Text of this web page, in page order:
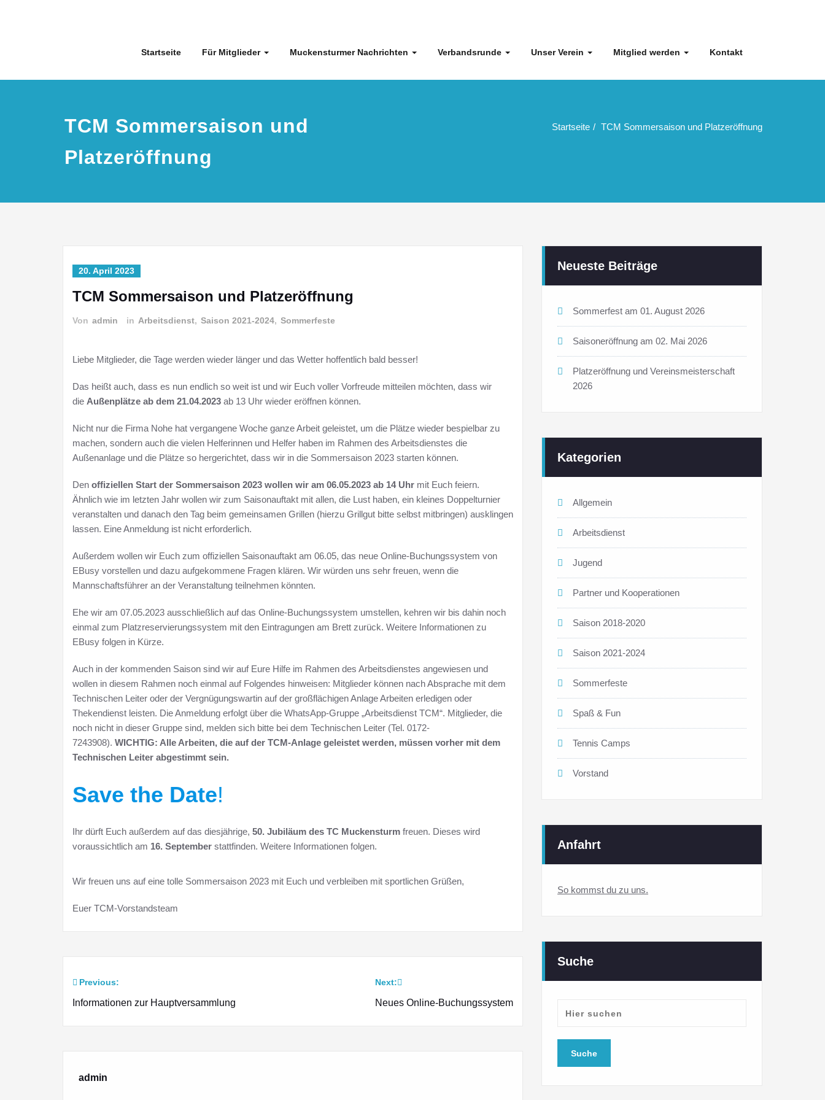
Startseite Für Mitglieder Muckensturmer Nachrichten Verbandsrunde Unser Verein Mitglied werden Kontakt
TCM Sommersaison und
Platzeröffnung
Startseite TCM Sommersaison und Platzeröffnung
20. April 2023
TCM Sommersaison und Platzeröffnung
Von admin in Arbeitsdienst, Saison 2021-2024, Sommerfeste
Liebe Mitglieder, die Tage werden wieder länger und das Wetter hoffentlich bald besser!
Das heißt auch, dass es nun endlich so weit ist und wir Euch voller Vorfreude mitteilen möchten, dass wir
die Außenplätze ab dem 21.04.2023 ab 13 Uhr wieder eröffnen können.
Nicht nur die Firma Nohe hat vergangene Woche ganze Arbeit geleistet, um die Plätze wieder bespielbar zu
machen, sondern auch die vielen Helferinnen und Helfer haben im Rahmen des Arbeitsdienstes die
Außenanlage und die Plätze so hergerichtet, dass wir in die Sommersaison 2023 starten können.
Den offiziellen Start der Sommersaison 2023 wollen wir am 06.05.2023 ab 14 Uhr mit Euch feiern.
Ähnlich wie im letzten Jahr wollen wir zum Saisonauftakt mit allen, die Lust haben, ein kleines Doppelturnier
veranstalten und danach den Tag beim gemeinsamen Grillen (hierzu Grillgut bitte selbst mitbringen) ausklingen
lassen. Eine Anmeldung ist nicht erforderlich.
Außerdem wollen wir Euch zum offiziellen Saisonauftakt am 06.05, das neue Online-Buchungssystem von
EBusy vorstellen und dazu aufgekommene Fragen klären. Wir würden uns sehr freuen, wenn die
Mannschaftsführer an der Veranstaltung teilnehmen könnten.
Ehe wir am 07.05.2023 ausschließlich auf das Online-Buchungssystem umstellen, kehren wir bis dahin noch
einmal zum Platzreservierungssystem mit den Eintragungen am Brett zurück. Weitere Informationen zu
EBusy folgen in Kürze.
Auch in der kommenden Saison sind wir auf Eure Hilfe im Rahmen des Arbeitsdienstes angewiesen und
wollen in diesem Rahmen noch einmal auf Folgendes hinweisen: Mitglieder können nach Absprache mit dem
Technischen Leiter oder der Vergnügungswartin auf der großflächigen Anlage Arbeiten erledigen oder
Thekendienst leisten. Die Anmeldung erfolgt über die WhatsApp-Gruppe „Arbeitsdienst TCM“. Mitglieder, die
noch nicht in dieser Gruppe sind, melden sich bitte bei dem Technischen Leiter (Tel. 0172-
7243908). WICHTIG: Alle Arbeiten, die auf der TCM-Anlage geleistet werden, müssen vorher mit dem
Technischen Leiter abgestimmt sein.
Save the Date!
Ihr dürft Euch außerdem auf das diesjährige, 50. Jubiläum des TC Muckensturm freuen. Dieses wird
voraussichtlich am 16. September stattfinden. Weitere Informationen folgen.
Wir freuen uns auf eine tolle Sommersaison 2023 mit Euch und verbleiben mit sportlichen Grüßen,
Euer TCM-Vorstandsteam
Beitragsnavigation
Previous:
Informationen zur Hauptversammlung
Next:
Neues Online-Buchungssystem
admin
Neueste Beiträge
Sommerfest am 01. August 2026
Saisoneröffnung am 02. Mai 2026
Platzeröffnung und Vereinsmeisterschaft
2026
Kategorien
Allgemein
Arbeitsdienst
Jugend
Partner und Kooperationen
Saison 2018-2020
Saison 2021-2024
Sommerfeste
Spaß & Fun
Tennis Camps
Vorstand
Anfahrt
So kommst du zu uns.
Suche